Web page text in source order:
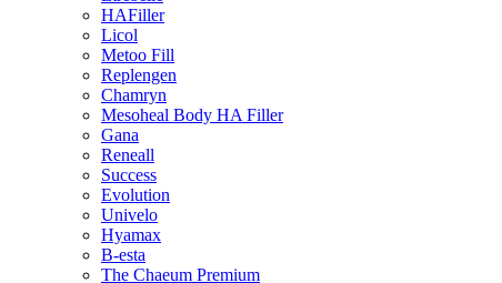
HAFiller
Licol
Metoo Fill
Replengen
Chamryn
Mesoheal Body HA Filler
Gana
Reneall
Success
Evolution
Univelo
Hyamax
B-esta
The Chaeum Premium